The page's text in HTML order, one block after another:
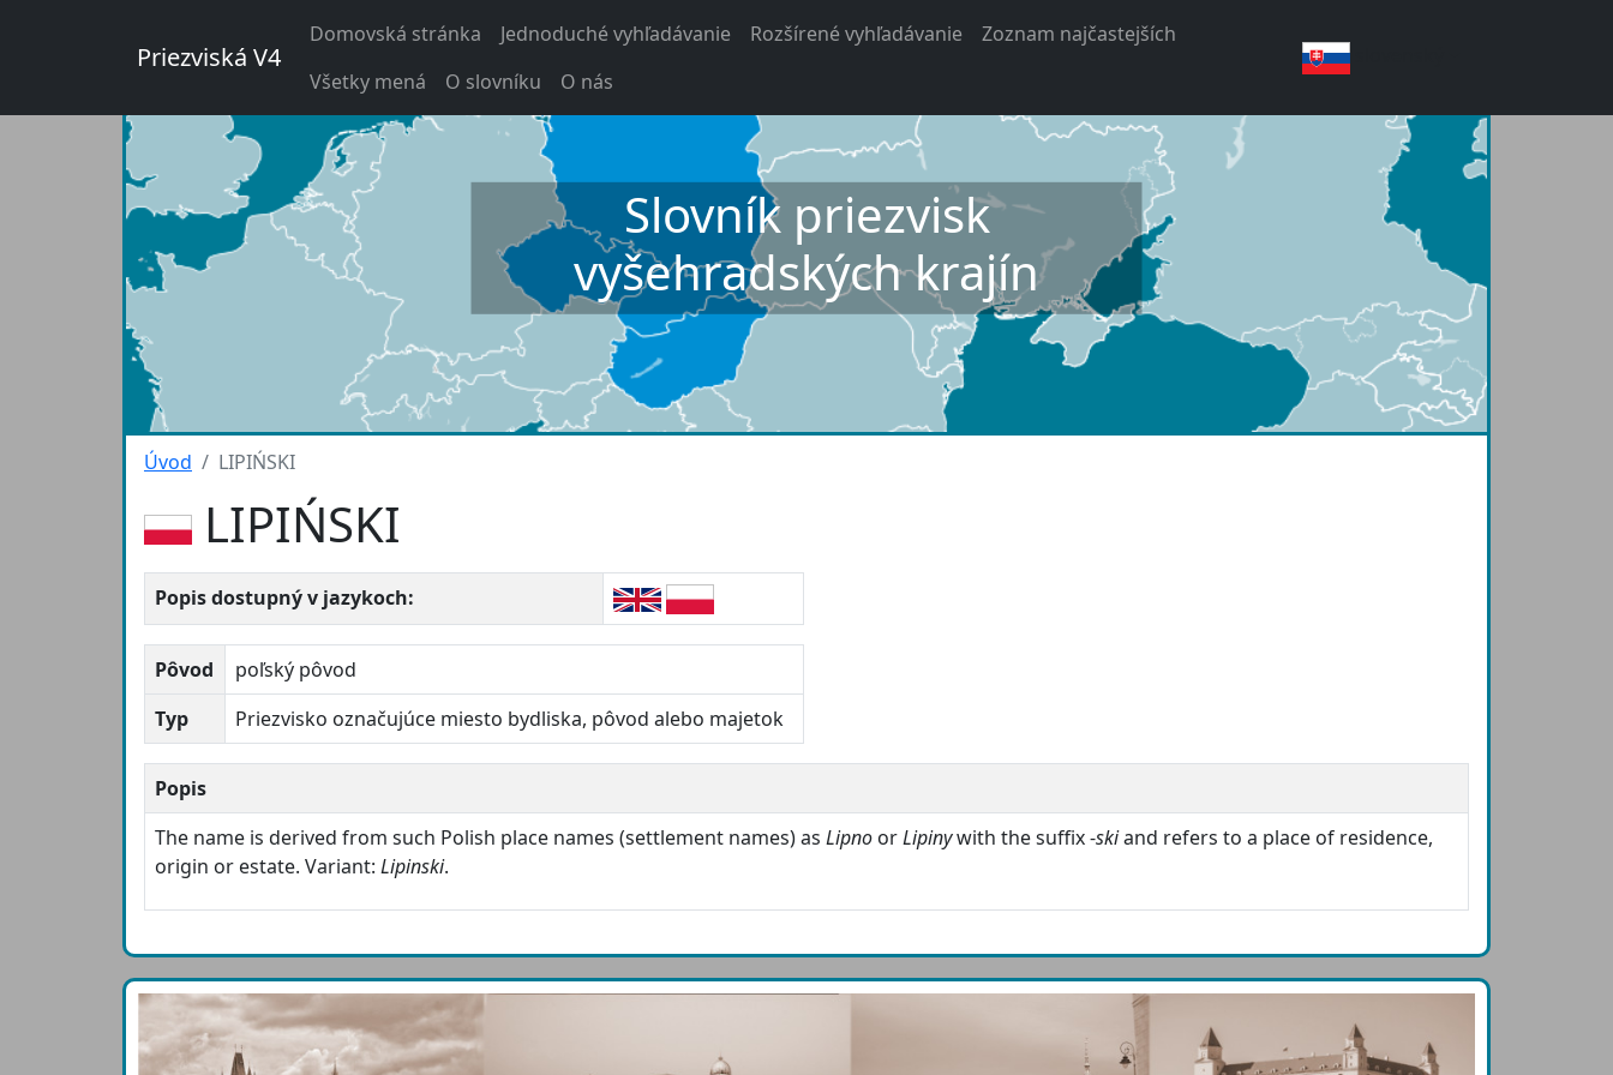
Priezviská V4
Domovská stránka Jednoduché vyhľadávanie Rozšírené vyhľadávanie
Zoznam najčastejších
Všetky mená
O slovníku O nás
Slovník priezvisk
vyšehradských krajín
Úvod LIPIŃSKI
LIPIŃSKI
Popis dostupný v jazykoch:
Pôvod
poľský pôvod
Typ
Priezvisko označujúce miesto bydliska, pôvod alebo majetok
Popis
The name is derived from such Polish place names (settlement names) as Lipno orLipinywith the suffix -skiand refers to a place of residence,
origin or estate. Variant: Lipinski.